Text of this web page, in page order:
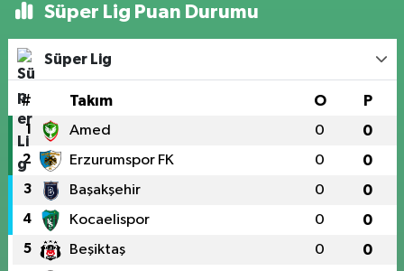
Süper Lig Puan Durumu
Süper Lig
# Takım O P
1 Amed 0 0
2 Erzurumspor FK 0 0
3 Başakşehir 0 0
4 Kocaelispor 0 0
5 Beşiktaş 0 0